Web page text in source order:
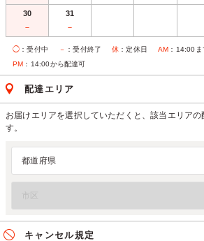
30
－
31
－
◯ ：受付中 － ：受付終了 休 ：定休日 AM ：14:00
PM ：14:00から配達可
配達エリア
お届けエリアを選択していただくと、該当エリアの
す。
キャンセル規定